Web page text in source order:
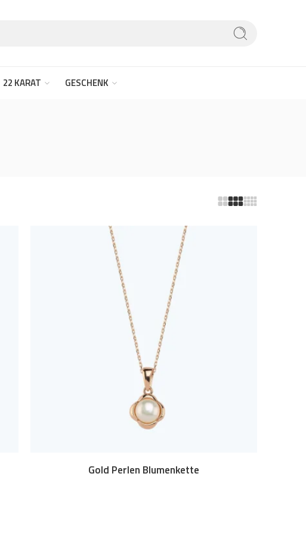
22 KARAT GESCHENK
Gold Perlen Blumenkette